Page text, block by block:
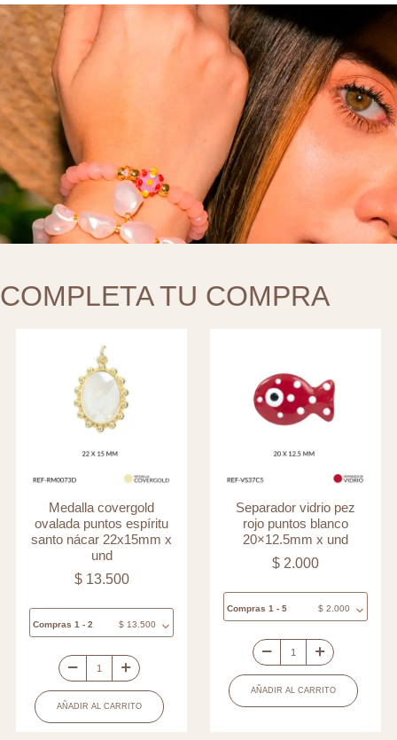
COMPLETA TU COMPRA
Medalla covergold
ovalada puntos espíritu
santo nácar 22x15mm x
und
$13.500
Compras 1 - 2 $13.500
Medalla
covergold
ovalada
AÑADIR AL CARRITO
Separador vidrio pez
rojo puntos blanco
20×12.5mm x und
$ 2.000
Compras 1 - 5 $2.000
Separador
vidrio
pez
AÑADIR AL CARRITO